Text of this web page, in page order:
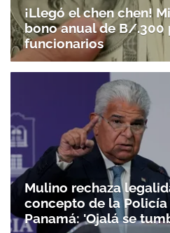
¡Llegó el chen chen!
bono anual de B/.300
funcionarios
Mulino rechaza
concepto de la
Panamá: 'Ojalá se